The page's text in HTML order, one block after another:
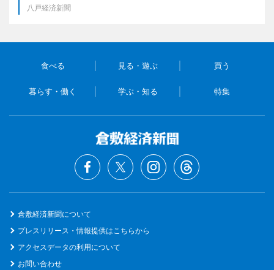
八戸経済新聞
食べる 見る・遊ぶ 買う
暮らす・働く 学ぶ・知る 特集
倉敷経済新聞について
プレスリリース・情報提供はこちらから
アクセスデータの利用について
お問い合わせ